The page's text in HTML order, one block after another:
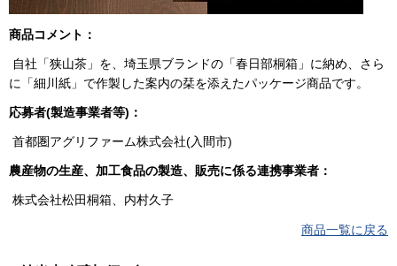
商品コメント：
自社「狭山茶」を、埼玉県ブランドの「春日部桐箱」に納め、さら
に「細川紙」で作製した案内の栞を添えたパッケージ商品です。
応募者(製造事業者等)：
首都圏アグリファーム株式会社(入間市)
農産物の生産、加工食品の製造、販売に係る連携事業者：
株式会社松田桐箱、内村久子
商品一覧に戻る